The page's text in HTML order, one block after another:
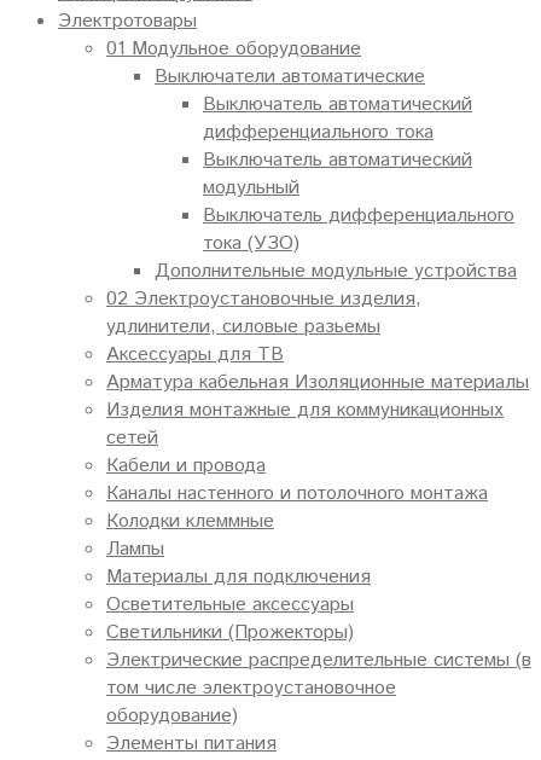
Электротовары
01 Модульное оборудование
Выключатели автоматические
Выключатель автоматический
дифференциального тока
Выключатель автоматический
модульный
Выключатель дифференциального
тока (УЗО)
Дополнительные модульные устройства
02 Электроустановочные изделия,
удлинители, силовые разьемы
Аксессуары для ТВ
Арматура кабельная Изоляционные материалы
Изделия монтажные для коммуникационных
сетей
Кабели и провода
Каналы настенного и потолочного монтажа
Колодки клеммные
Лампы
Материалы для подключения
Осветительные аксессуары
Светильники (Прожекторы)
Электрические распределительные системы (в
том числе электроустановочное
оборудование)
Элементы питания